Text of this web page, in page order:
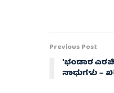
Previous Post
‘ಭಂಡಾರ
ಸಾಧುಗಳು –